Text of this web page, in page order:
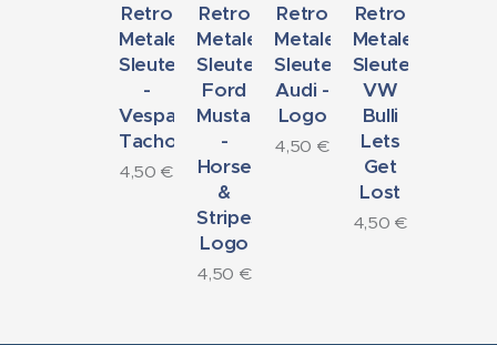
Retro
Metalen
Sleutelhanger
-
Vespa
Tacho
4,50 €
Retro
Metalen
Sleutelhanger
Ford
Mustang
-
Horse
&
Stripes
Logo
4,50 €
Retro
Metalen
Sleutelhanger
Audi -
Logo
4,50 €
Retro
Metalen
Sleutelhanger
VW
Bulli
Lets
Get
Lost
4,50 €